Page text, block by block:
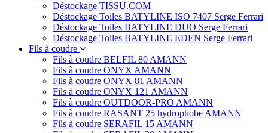
Déstockage TISSU.COM
Déstockage Toiles BATYLINE ISO 7407 Serge Ferrari
Déstockage Toiles BATYLINE DUO Serge Ferrari
Déstockage Toiles BATYLINE EDEN Serge Ferrari
Fils à coudre
Fils à coudre BELFIL 80 AMANN
Fils à coudre ONYX AMANN
Fils à coudre ONYX 81 AMANN
Fils à coudre ONYX 121 AMANN
Fils à coudre OUTDOOR-PRO AMANN
Fils à coudre RASANT 25 hydrophobe AMANN
Fils à coudre SERAFIL 15 AMANN